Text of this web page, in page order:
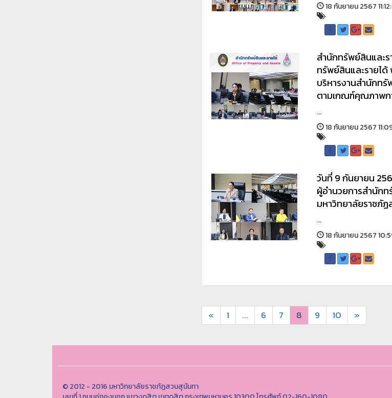
18 กันยายน 2567
สำนักทรัพย์สินและ
ทรัพย์สินและรายไ
บริหารงานสำนักทรั
ตามเกณฑ์คุณภาพก
...
18 กันยายน 2567
วันที่ 9 กันยายน
ผู้อำนวยการสำนักท
มหาวิทยาลัยราชภั
...
18 กันยายน 2567
« 1 ... 6 7 8 9 10 »
© 2012 - 2016 มหาวิทยาลัยราชภัฏสวนสุนันทา